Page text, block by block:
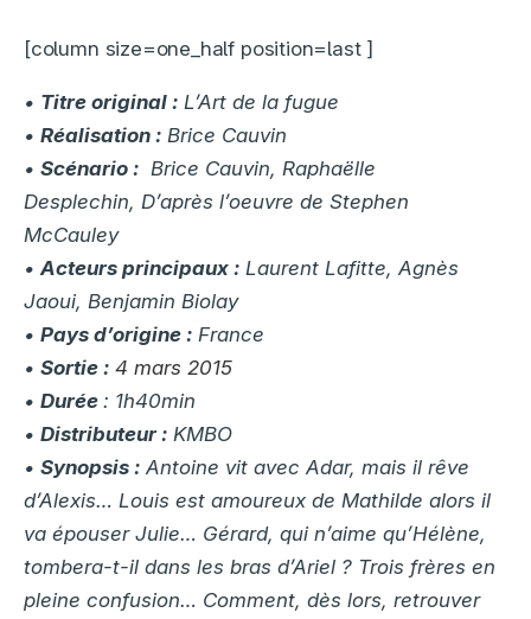
[column size=one_half position=last ]
• Titre original : L’Art de la fugue
• Réalisation : Brice Cauvin
• Scénario : Brice Cauvin, Raphaëlle
Desplechin, D’après l’oeuvre de Stephen
McCauley
• Acteurs principaux : Laurent Lafitte, Agnès
Jaoui, Benjamin Biolay
• Pays d’origine : France
• Sortie : 4 mars 2015
• Durée : 1h40min
• Distributeur : KMBO
• Synopsis : Antoine vit avec Adar, mais il rêve
d’Alexis… Louis est amoureux de Mathilde alors il
va épouser Julie… Gérard, qui n’aime qu’Hélène,
tombera-t-il dans les bras d’Ariel ? Trois frères en
pleine confusion… Comment, dès lors, retrouver